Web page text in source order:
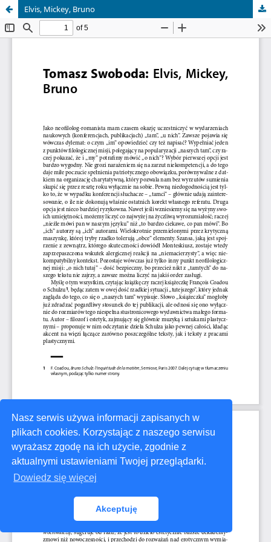
Nasz serwis używa informacji zapisanych w
plikach cookies. Korzystając z naszego serwisu
wyrażasz zgodę na ich użycie, zgodnie z
aktualnymi ustawieniami Twojej przeglądarki.
Dowiedz się więcej
Akceptuję
Elvis, Mickey, Bruno